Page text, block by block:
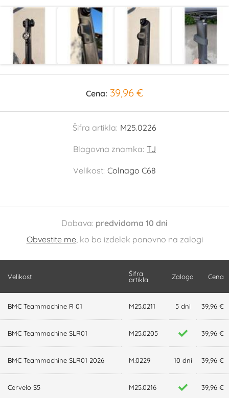
Cena: 39,96 €
Šifra artikla: M25.0226
Blagovna znamka: TJ
Velikost: Colnago C68
Dobava: predvidoma 10 dni
Obvestite me, ko bo izdelek ponovno na zalogi
Velikost Šifra
artikla Zaloga Cena
BMC Teammachine R 01 M25.0211 5 dni 39,96 €
BMC Teammachine SLR01 M25.0205 39,96 €
BMC Teammachine SLR01 2026 M.0229 10 dni 39,96 €
Cervelo S5 M25.0216 39,96 €